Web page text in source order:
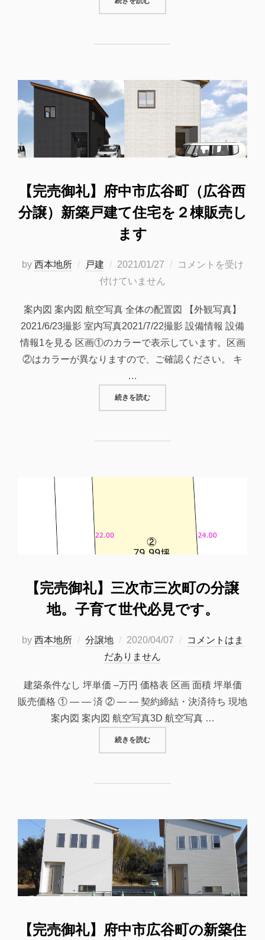
【完売御礼】府中市広谷町（広谷西
分譲）新築戸建て住宅を２棟販売し
ます
by 西本地所 戸建
投
稿
2021/01/27
コメントを受け
付けていません
案内図 案内図 航空写真 全体の配置図 【外観写真】
2021/6/23撮影 室内写真2021/7/22撮影 設備情報 設備
情報1を見る 区画①のカラーで表示しています。区画
②はカラーが異なりますので、ご確認ください。 キ
…
続きを読む“【完売御礼】府中市広谷町（広谷
【完売御礼】三次市三次町の分譲
地。子育て世代必見です。
by 西本地所 分譲地
投
稿
2020/04/07
コメントはま
だありません
建築条件なし 坪単価 –万円 価格表 区画 面積 坪単価
販売価格 ① — — 済 ② — — 契約締結・決済待ち 現地
案内図 案内図 航空写真3D 航空写真 …
続きを読む“【完売御礼】三次市三次町の分譲
【完売御礼】府中市広谷町の新築住